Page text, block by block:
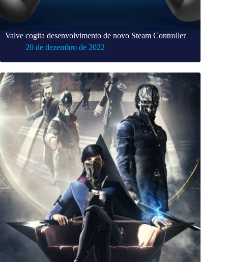
Valve cogita desenvolvimento de novo Steam Controller
20 de dezembro de 2022